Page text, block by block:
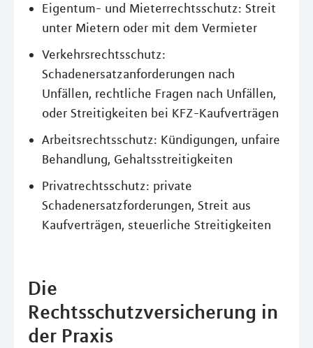
Eigentum- und Mieterrechtsschutz: Streit
unter Mietern oder mit dem Vermieter
Verkehrsrechtsschutz:
Schadenersatzanforderungen nach
Unfällen, rechtliche Fragen nach Unfällen,
oder Streitigkeiten bei KFZ-Kaufverträgen
Arbeitsrechtsschutz: Kündigungen, unfaire
Behandlung, Gehaltsstreitigkeiten
Privatrechtsschutz: private
Schadenersatzforderungen, Streit aus
Kaufverträgen, steuerliche Streitigkeiten
Die
Rechtsschutzversicherung in
der Praxis